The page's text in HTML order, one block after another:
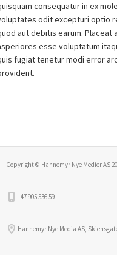
consequatur in ex
odit excepturi optio
aut debitis earum. Placeat
esse voluptatum
fugiat tenetur modi error
Copyright © Hannemyr Nye Medier AS
+47 905 536 59
Hannemyr Nye Media AS,